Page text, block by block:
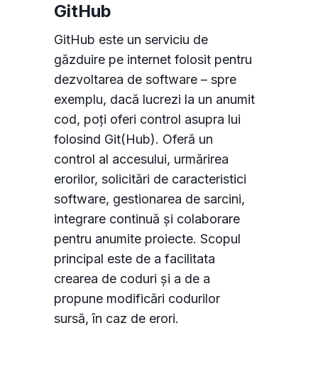
GitHub
GitHub este un serviciu de
găzduire pe internet folosit pentru
dezvoltarea de software – spre
exemplu, dacă lucrezi la un anumit
cod, poți oferi control asupra lui
folosind Git(Hub). Oferă un
control al accesului, urmărirea
erorilor, solicitări de caracteristici
software, gestionarea de sarcini,
integrare continuă și colaborare
pentru anumite proiecte. Scopul
principal este de a facilitata
crearea de coduri și a de a
propune modificări codurilor
sursă, în caz de erori.